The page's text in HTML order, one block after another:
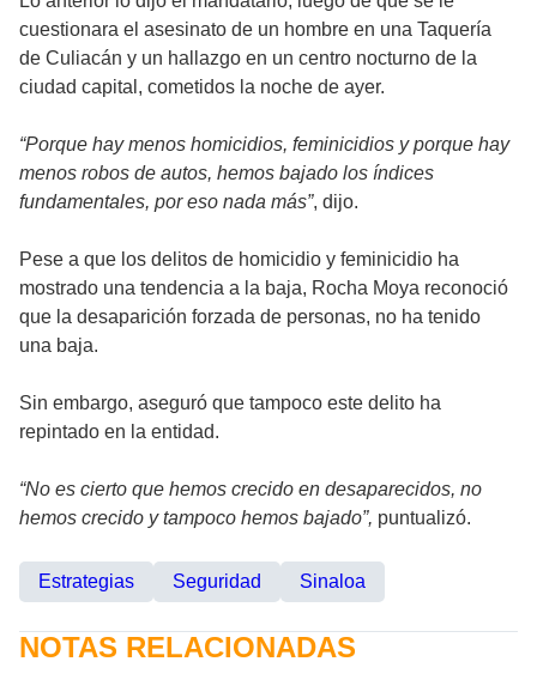
cuestionara el asesinato de un hombre en una Taquería
de Culiacán y un hallazgo en un centro nocturno de la
ciudad capital, cometidos la noche de ayer.
“Porque hay menos homicidios, feminicidios y porque hay
menos robos de autos, hemos bajado los índices
fundamentales, por eso nada más”, dijo.
Pese a que los delitos de homicidio y feminicidio ha
mostrado una tendencia a la baja, Rocha Moya reconoció
que la desaparición forzada de personas, no ha tenido
una baja.
Sin embargo, aseguró que tampoco este delito ha
repintado en la entidad.
“No es cierto que hemos crecido en desaparecidos, no
hemos crecido y tampoco hemos bajado”, puntualizó.
Estrategias Seguridad Sinaloa
NOTAS RELACIONADAS